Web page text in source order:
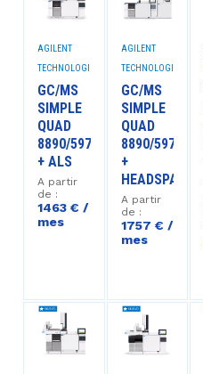
AGILENT
TECHNOLOGIES™
GC/MS
SIMPLE
QUAD
8890/5977C
+ ALS
A partir
de :
1463 € /
mes
AGILENT
TECHNOLOGIES™
GC/MS
SIMPLE
QUAD
8890/5977C
+
HEADSPACE
A partir
de :
1757 € /
mes